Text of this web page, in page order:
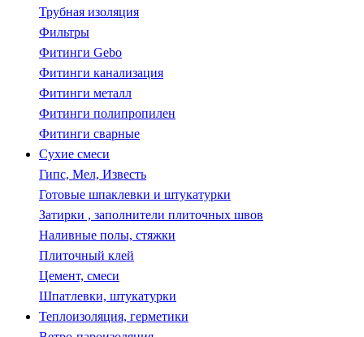
Трубная изоляция
Фильтры
Фитинги Gebo
Фитинги канализация
Фитинги металл
Фитинги полипропилен
Фитинги сварные
Сухие смеси
Гипс, Мел, Известь
Готовые шпаклевки и штукатурки
Затирки , заполнители плиточных швов
Наливные полы, стяжки
Плиточный клей
Цемент, смеси
Шпатлевки, штукатурки
Теплоизоляция, герметики